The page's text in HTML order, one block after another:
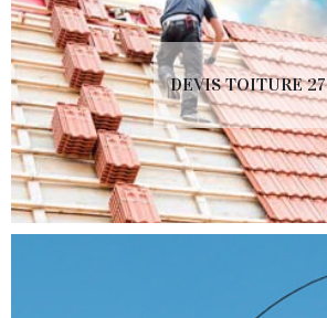
DEVIS TOITURE 27